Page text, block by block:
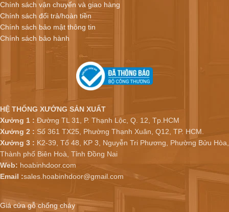
Chính sách vận chuyển và giao hàng
Chính sách đổi trả/hoàn tiền
Chính sách bảo mật thông tin
Chính sách bảo hành
HỆ THỐNG XƯỞNG SẢN XUẤT
Xưởng 1 : Đường TL 31, P. Thạnh Lộc, Q. 12, Tp.HCM
Xưởng 2 : Số 361 TX25, Phường Thạnh Xuân, Q12, TP. HCM.
Xưởng 3 : K2-39, Tổ 48, KP 3, Nguyễn Tri Phương, Phường Bửu Hòa,
Thành phố Biên Hoà, Tỉnh Đồng Nai
Web: hoabinhdoor.com
Email :sales.hoabinhdoor@gmail.com
Giá cửa gỗ chống cháy